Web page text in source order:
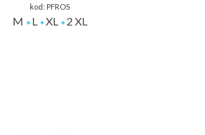
kod: PFROS
M L XL 2 XL